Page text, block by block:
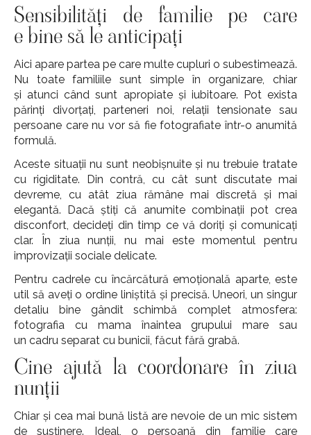
Sensibilități de familie pe care
e bine să le anticipați
Aici apare partea pe care multe cupluri o subestimează.
Nu toate familiile sunt simple în organizare, chiar
și atunci când sunt apropiate și iubitoare. Pot exista
părinți divorțați, parteneri noi, relații tensionate sau
persoane care nu vor să fie fotografiate într-o anumită
formulă.
Aceste situații nu sunt neobișnuite și nu trebuie tratate
cu rigiditate. Din contră, cu cât sunt discutate mai
devreme, cu atât ziua rămâne mai discretă și mai
elegantă. Dacă știți că anumite combinații pot crea
disconfort, decideți din timp ce vă doriți și comunicați
clar. În ziua nunții, nu mai este momentul pentru
improvizații sociale delicate.
Pentru cadrele cu încărcătură emoțională aparte, este
util să aveți o ordine liniștită și precisă. Uneori, un singur
detaliu bine gândit schimbă complet atmosfera:
fotografia cu mama înaintea grupului mare sau
un cadru separat cu bunicii, făcut fără grabă.
Cine ajută la coordonare în ziua
nunții
Chiar și cea mai bună listă are nevoie de un mic sistem
de susținere. Ideal, o persoană din familie care